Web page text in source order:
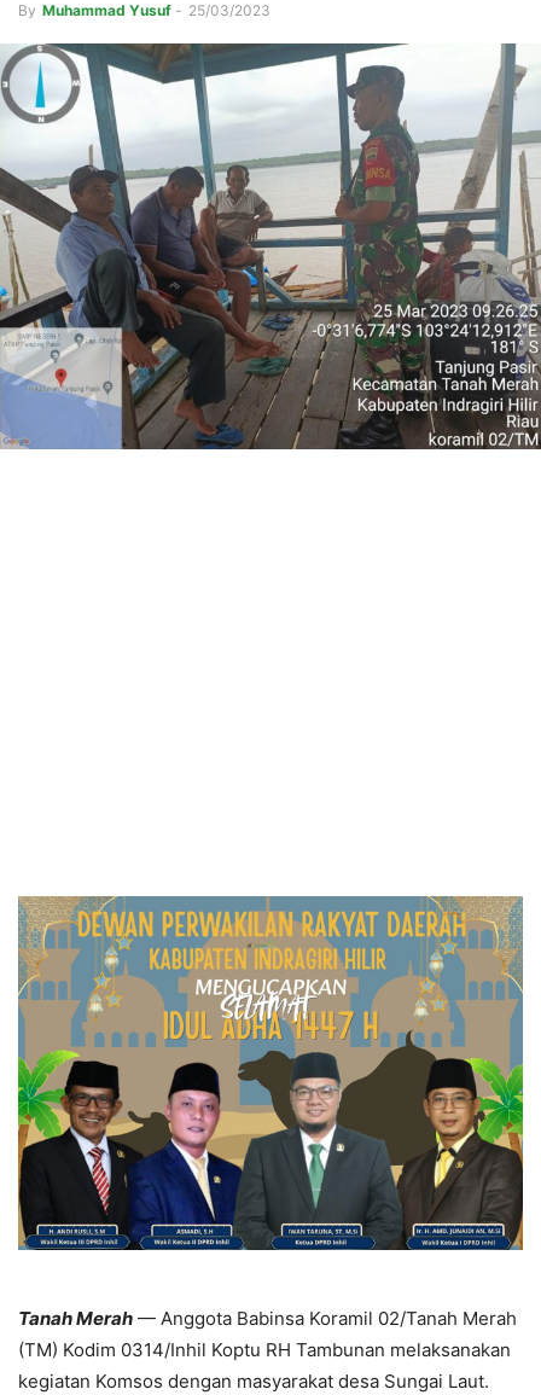
By Muhammad Yusuf - 25/03/2023
Tanah Merah — Anggota Babinsa Koramil 02/Tanah Merah
(TM) Kodim 0314/Inhil Koptu RH Tambunan melaksanakan
kegiatan Komsos dengan masyarakat desa Sungai Laut.